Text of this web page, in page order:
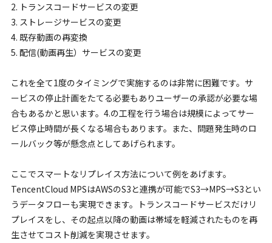
2. トランスコードサービスの変更
3. ストレージサービスの変更
4. 既存動画の再変換
5. 配信(動画再生）サービスの変更
これを全て1度のタイミングで実施するのは非常に困難です。サ
ービスの停止計画をたてる必要もありユーザーの承認が必要な場
合もあるかと思います。4.の工程を行う場合は規模によってサー
ビス停止時間が長くなる場合もあります。また、問題発生時のロ
ールバック等が懸念点としてあげられます。
ここでスマートなリプレイス方法について例をあげます。
TencentCloud MPSはAWSのS3と連携が可能でS3→MPS→S3とい
うデータフローも実現できます。トランスコードサービスだけリ
プレイスをし、その起点以降の動画は帯域を軽減されたものを再
生させてコスト削減を実現させます。